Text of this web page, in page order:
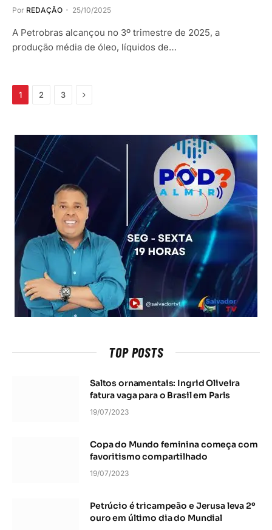
Por REDAÇÃO 25/10/2025
A Petrobras alcançou no 3º trimestre de 2025, a
produção média de óleo, líquidos de…
1 2 3 Próximo
TOP POSTS
Saltos ornamentais: Ingrid Oliveira
fatura vaga para o Brasil em Paris
19/07/2023
Copa do Mundo feminina começa com
favoritismo compartilhado
19/07/2023
Petrúcio é tricampeão e Jerusa leva 2º
ouro em último dia do Mundial